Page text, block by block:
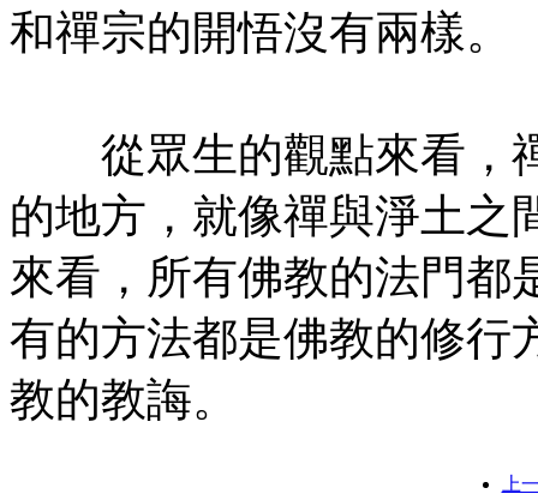
和禪宗的開悟沒有兩樣。
從眾生的觀點來看，
的地方，就像禪與淨土之
來看，所有佛教的法門都
有的方法都是佛教的修行
教的教誨。
上